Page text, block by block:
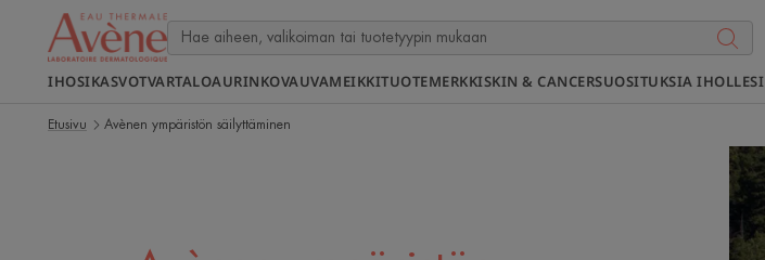
IHOSIKASVOTVARTALOAURINKOVAUVAMEIKKITUOTEMERKKISKIN & CANCERSUOSITUKSIA IHOLLESI
Etusivu Avènen ympäristön säilyttäminen